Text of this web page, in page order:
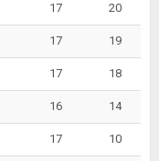
17 20
17 19
17 18
16 14
17 10